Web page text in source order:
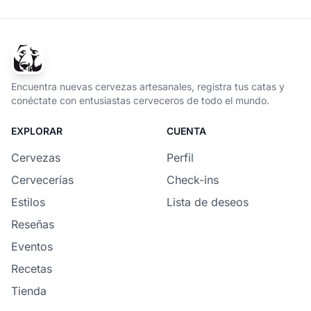
Encuentra nuevas cervezas artesanales, registra tus catas y
conéctate con entusiastas cerveceros de todo el mundo.
EXPLORAR
Cervezas
Cervecerías
Estilos
Reseñas
Eventos
Recetas
Tienda
CUENTA
Perfil
Check-ins
Lista de deseos